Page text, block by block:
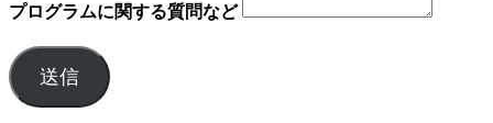
プログラムに関する質問など
送信